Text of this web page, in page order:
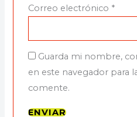
Correo electrónico *
Guarda mi nombre,
en este navegador para
comente.